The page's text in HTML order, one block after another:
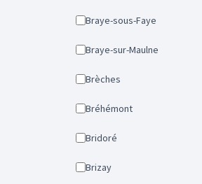
Braye-sous-Faye
Braye-sur-Maulne
Brèches
Bréhémont
Bridoré
Brizay